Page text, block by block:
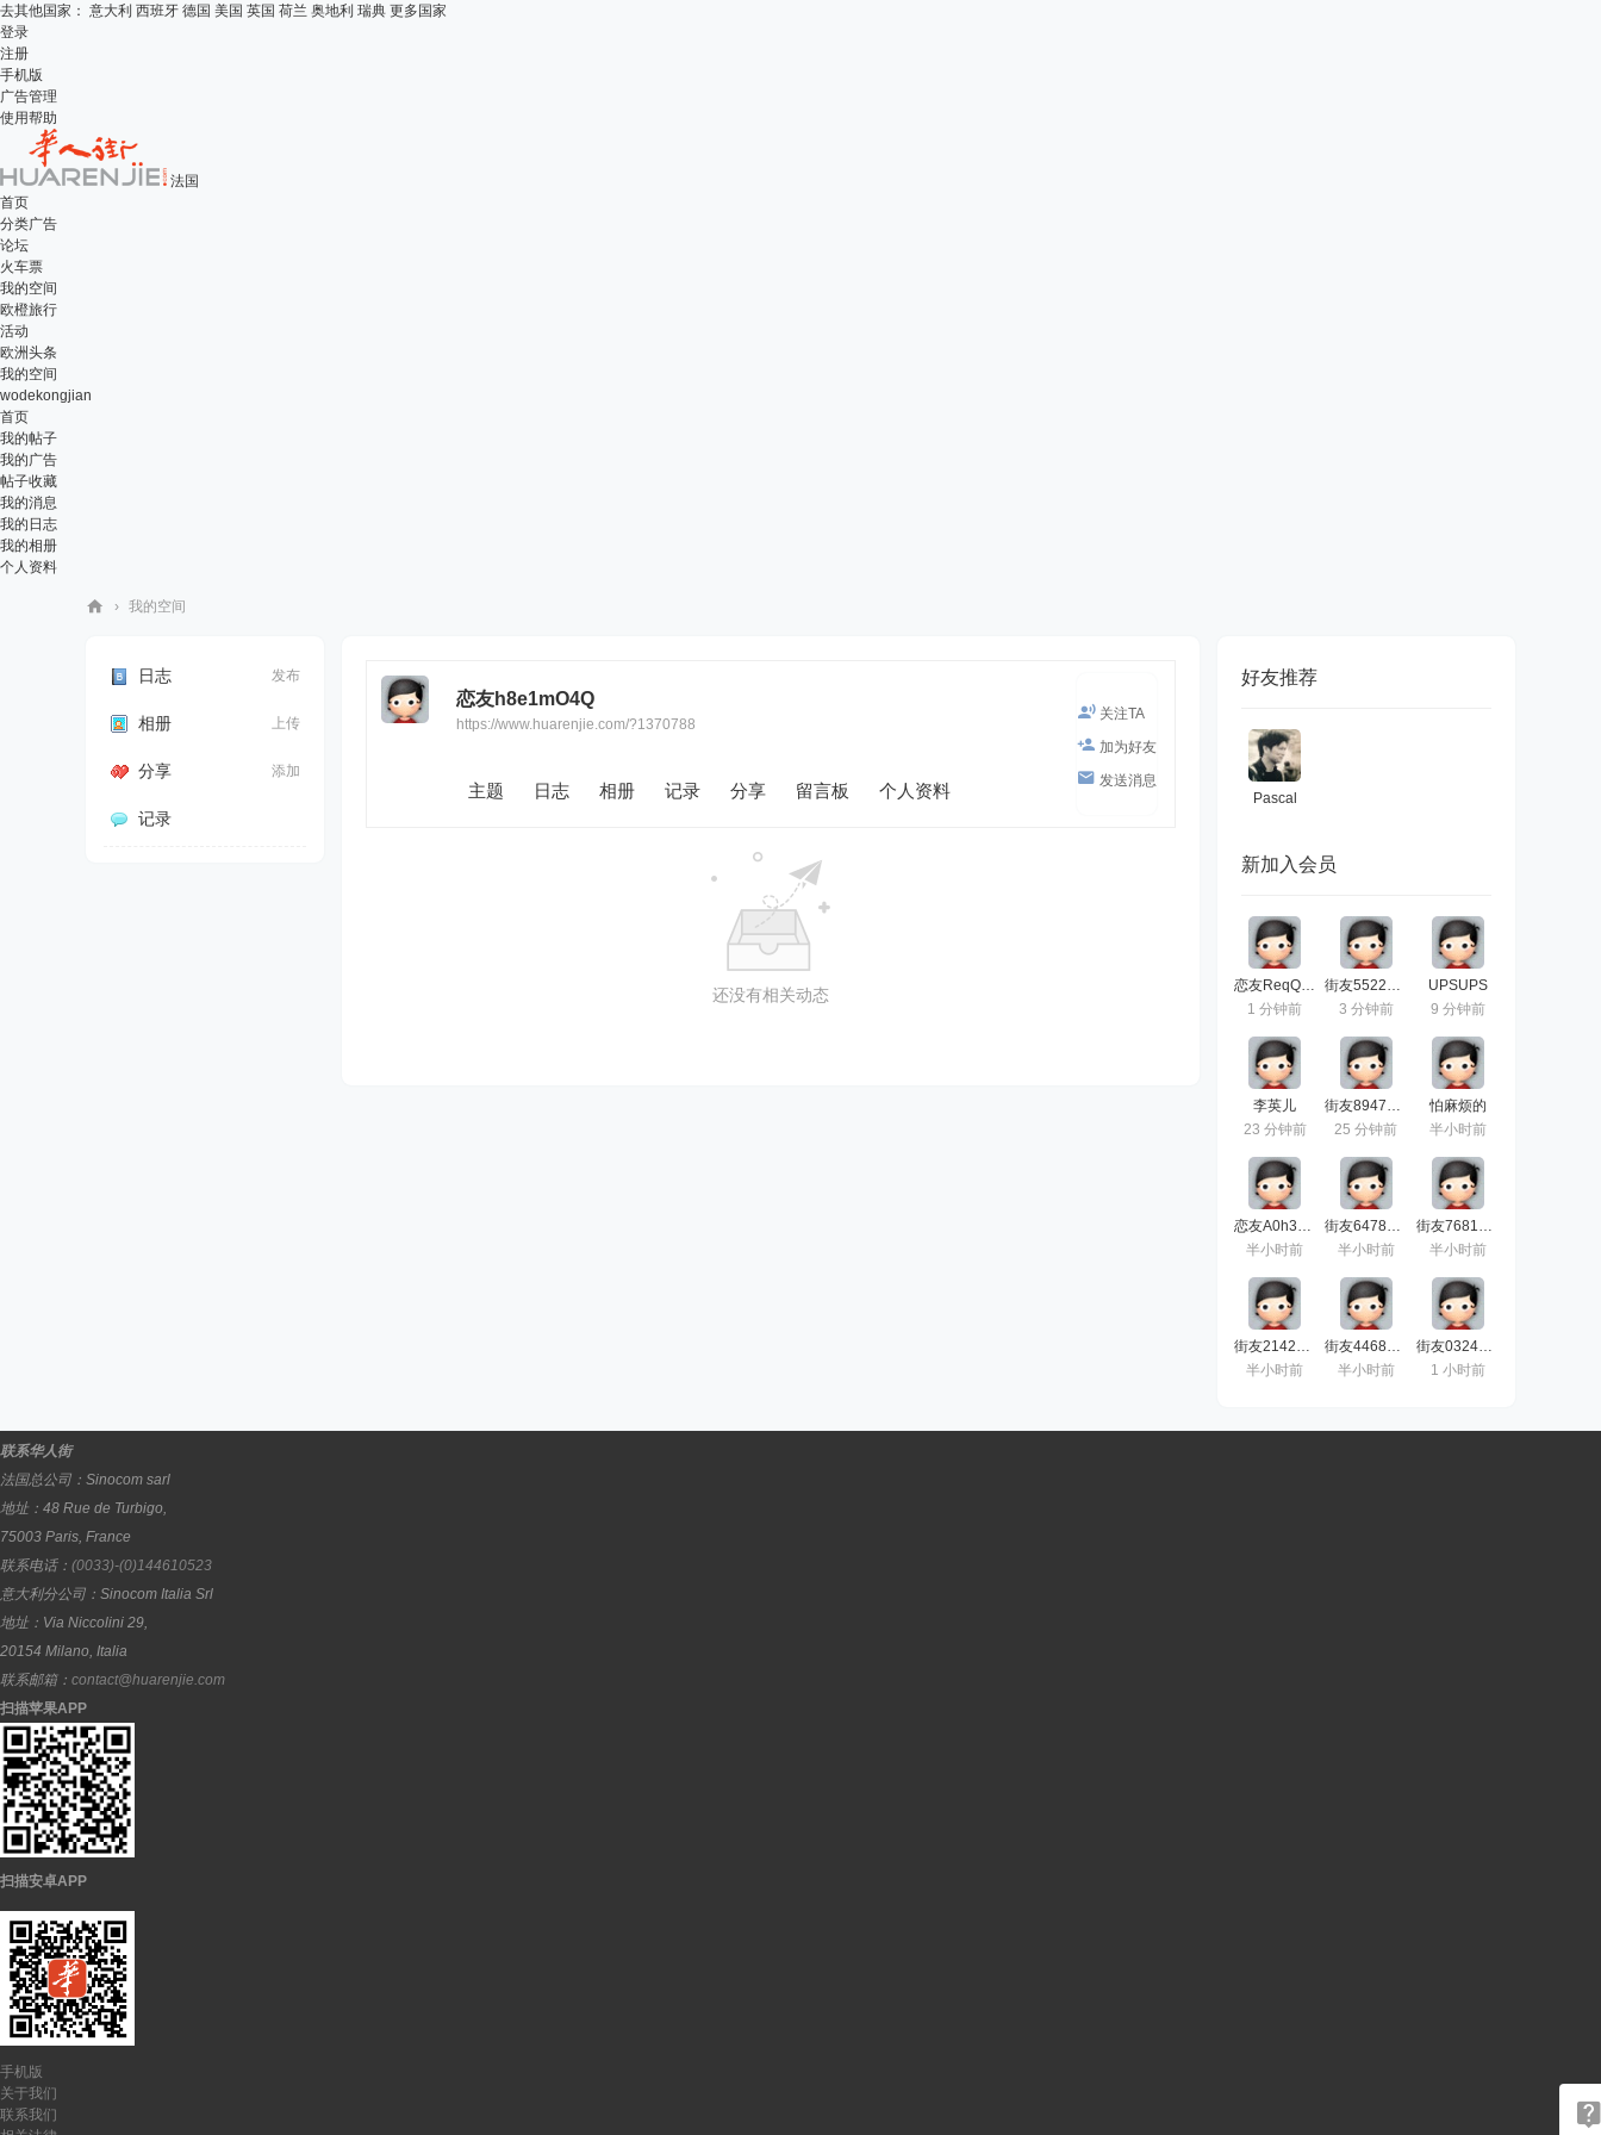
去其他国家： 意大利 西班牙 德国 美国 英国 荷兰 奥地利 瑞典 更多国家
登录
注册
手机版
广告管理
使用帮助
法国
首页
分类广告
论坛
火车票
我的空间
欧橙旅行
活动
欧洲头条
我的空间
wodekongjian
首页
我的帖子
我的广告
帖子收藏
我的消息
我的日志
我的相册
个人资料
› 我的空间
发布
日志
上传
相册
添加
分享
记录
好友推荐
Pascal
新加入会员
恋友ReqQ88QW
1 分钟前
街友55229469
3 分钟前
UPSUPS
9 分钟前
李英儿
23 分钟前
街友89476818
25 分钟前
怕麻烦的
半小时前
恋友A0h326HJ
半小时前
街友64789674
半小时前
街友76816464
半小时前
街友21424266
半小时前
街友44687339
半小时前
街友03246468
1 小时前
关注TA
加为好友
发送消息
恋友h8e1mO4Q
https://www.huarenjie.com/?1370788
主题 日志 相册 记录 分享 留言板 个人资料
还没有相关动态
联系华人街
法国总公司： Sinocom sarl
地址： 48 Rue de Turbigo,
75003 Paris, France
联系电话： (0033)-(0)144610523
意大利分公司： Sinocom Italia Srl
地址： Via Niccolini 29,
20154 Milano, Italia
联系邮箱： contact@huarenjie.com
扫描苹果APP
扫描安卓APP
手机版
关于我们
联系我们